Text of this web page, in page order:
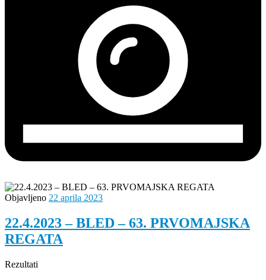
Objavljeno 22 aprila 2023
22.4.2023 – BLED – 63. PRVOMAJSKA
REGATA
Rezultati